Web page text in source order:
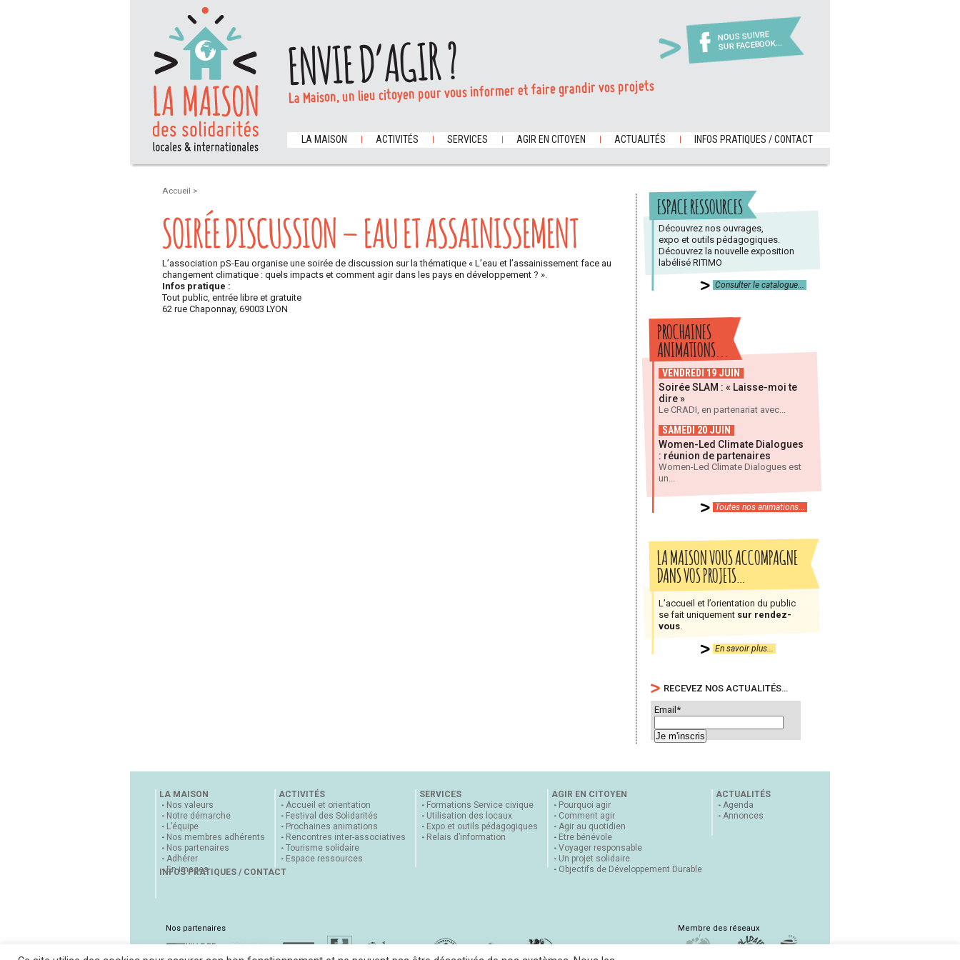
NOUS SUIVRE
SUR FACEBOOK...
ENVIE D’AGIR ?
La Maison, un lieu citoyen pour vous informer et faire grandir vos projets
LA MAISON ACTIVITÉS SERVICES AGIR EN CITOYEN ACTUALITÉS INFOS PRATIQUES / CONTACT
Accueil >
SOIRÉE DISCUSSION – EAU ET ASSAINISSEMENT
L’association pS-Eau organise une soirée de discussion sur la thématique « L’eau et l’assainissement face au
changement climatique : quels impacts et comment agir dans les pays en développement ? ».
Infos pratique :
Tout public, entrée libre et gratuite
62 rue Chaponnay, 69003 LYON
ESPACE RESSOURCES
Découvrez nos ouvrages,
expo et outils pédagogiques.
Découvrez la nouvelle exposition
labélisé RITIMO
Consulter le catalogue...
PROCHAINES
ANIMATIONS...
VENDREDI 19 JUIN
Soirée SLAM : « Laisse-moi te
dire »
Le CRADI, en partenariat avec...
SAMEDI 20 JUIN
Women-Led Climate Dialogues
: réunion de partenaires
Women-Led Climate Dialogues est
un...
Toutes nos animations...
LA MAISON VOUS ACCOMPAGNE
DANS VOS PROJETS…
L’accueil et l’orientation du public
se fait uniquement sur rendez-
vous
En savoir plus...
RECEVEZ NOS ACTUALITÉS…
Email*
LA MAISON
Nos valeurs
Notre démarche
L’équipe
Nos membres adhérents
Nos partenaires
Adhérer
En images
ACTIVITÉS
Accueil et orientation
Festival des Solidarités
Prochaines animations
Rencontres inter-associatives
Tourisme solidaire
Espace ressources
SERVICES
Formations Service civique
Utilisation des locaux
Expo et outils pédagogiques
Relais d’information
AGIR EN CITOYEN
Pourquoi agir
Comment agir
Agir au quotidien
Etre bénévole
Voyager responsable
Un projet solidaire
Objectifs de Développement Durable
ACTUALITÉS
Agenda
Annonces
INFOS PRATIQUES / CONTACT
Nos partenaires Membre des réseaux